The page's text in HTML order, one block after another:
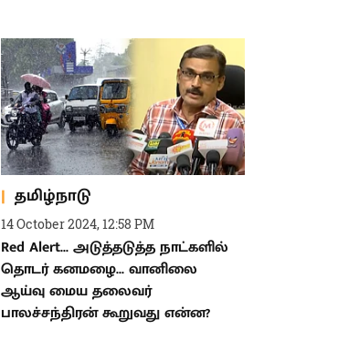
தமிழ்நாடு
14 October 2024, 12:58 PM
Red Alert... அடுத்தடுத்த நாட்களில்
தொடர் கனமழை... வானிலை
ஆய்வு மைய தலைவர்
பாலச்சந்திரன் கூறுவது என்ன?